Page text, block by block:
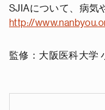
SJIAについて、病気
http://
監修：大阪医科大学